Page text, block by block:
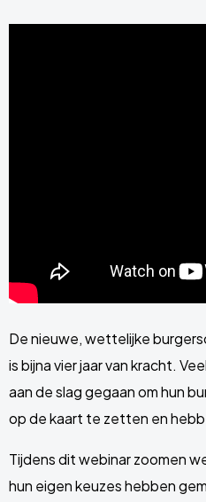
De nieuwe, wettelijke
is bijna vier jaar van kracht.
aan de slag gegaan om hun
op de kaart te zetten en
Tijdens dit webinar zoomen
hun eigen keuzes hebben